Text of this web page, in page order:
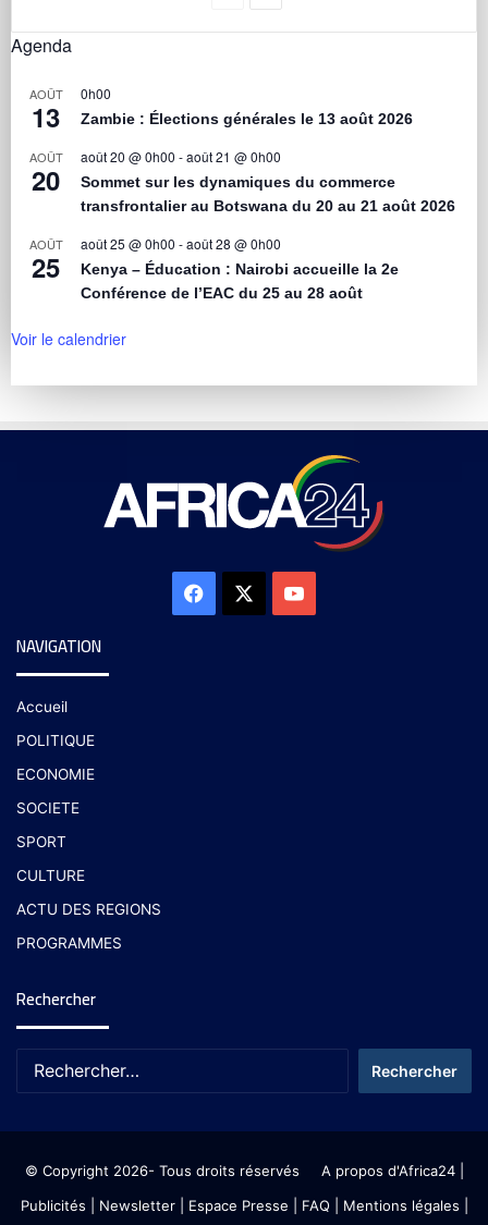
Agenda
AOÛT
13
0h00
Zambie : Élections générales le 13 août 2026
AOÛT
20
août 20 @ 0h00 -août 21 @ 0h00
Sommet sur les dynamiques du commerce
transfrontalier au Botswana du 20 au 21 août 2026
AOÛT
25
août 25 @ 0h00 -août 28 @ 0h00
Kenya – Éducation : Nairobi accueille la 2e
Conférence de l’EAC du 25 au 28 août
Voir le calendrier
NAVIGATION
Accueil
POLITIQUE
ECONOMIE
SOCIETE
SPORT
CULTURE
ACTU DES REGIONS
PROGRAMMES
Rechercher
© Copyright 2026- Tous droits réservés A propos d'Africa24|
Publicités
Newsletter| Espace Presse | FAQ | Mentions légales